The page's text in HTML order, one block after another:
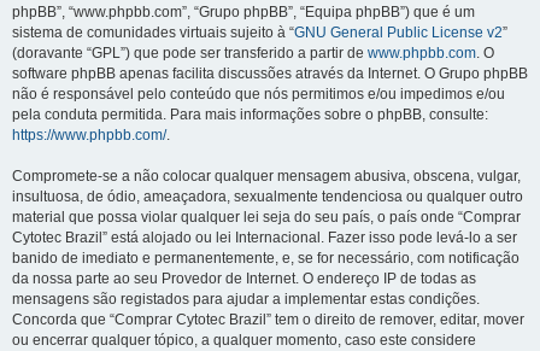
phpBB”, “www.phpbb.com”, “Grupo phpBB”, “Equipa phpBB”) que é um
sistema de comunidades virtuais sujeito à “GNU General Public License v2”
(doravante “GPL”) que pode ser transferido a partir de www.phpbb.com. O
software phpBB apenas facilita discussões através da Internet. O Grupo phpBB
não é responsável pelo conteúdo que nós permitimos e/ou impedimos e/ou
pela conduta permitida. Para mais informações sobre o phpBB, consulte:
https://www.phpbb.com/.
Compromete-se a não colocar qualquer mensagem abusiva, obscena, vulgar,
insultuosa, de ódio, ameaçadora, sexualmente tendenciosa ou qualquer outro
material que possa violar qualquer lei seja do seu país, o país onde “Comprar
Cytotec Brazil” está alojado ou lei Internacional. Fazer isso pode levá-lo a ser
banido de imediato e permanentemente, e, se for necessário, com notificação
da nossa parte ao seu Provedor de Internet. O endereço IP de todas as
mensagens são registados para ajudar a implementar estas condições.
Concorda que “Comprar Cytotec Brazil” tem o direito de remover, editar, mover
ou encerrar qualquer tópico, a qualquer momento, caso este considere